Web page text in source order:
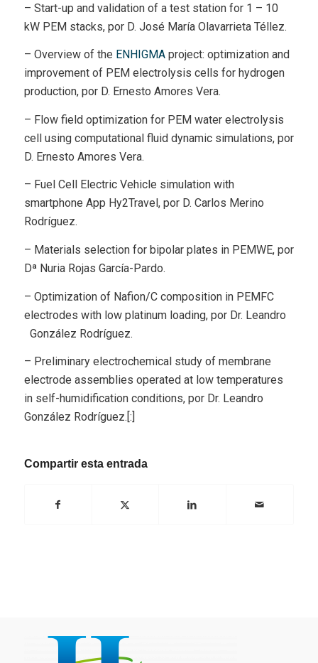
– Start-up and validation of a test station for 1 – 10
kW PEM stacks, por D. José María Olavarrieta Téllez.
– Overview of the ENHIGMAproject: optimization and
improvement of PEM electrolysis cells for hydrogen
production, por D. Ernesto Amores Vera.
– Flow field optimization for PEM water electrolysis
cell using computational fluid dynamic simulations, por
D. Ernesto Amores Vera.
– Fuel Cell Electric Vehicle simulation with
smartphone App Hy2Travel, por D. Carlos Merino
Rodríguez.
– Materials selection for bipolar plates in PEMWE, por
Dª Nuria Rojas García-Pardo.
– Optimization of Nafion/C composition in PEMFC
electrodes with low platinum loading, por Dr. Leandro
González Rodríguez.
– Preliminary electrochemical study of membrane
electrode assemblies operated at low temperatures
in self-humidification conditions, por Dr. Leandro
González Rodríguez.[:]
Compartir esta entrada